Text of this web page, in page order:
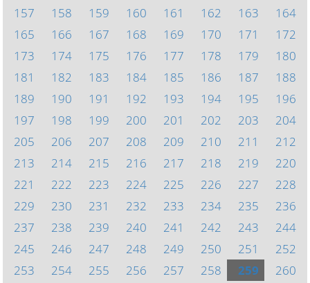
157
158 159 160 161 162 163
164
165
166 167 168 169 170 171
172
173
174 175 176 177 178 179
180
181
182 183 184 185 186 187
188
189
190 191 192 193 194 195
196
197
198 199 200 201 202 203
204
205
206 207 208 209 210 211
212
213
214 215 216 217 218 219
220
221
222 223 224 225 226 227
228
229
230 231 232 233 234 235
236
237
238 239 240 241 242 243
244
245
246 247 248 249 250 251
252
253
254 255 256 257 258 259
260